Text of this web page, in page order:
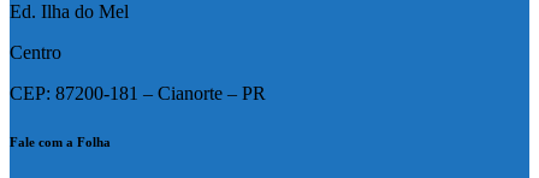
Ed. Ilha do Mel
Centro
CEP: 87200-181 – Cianorte – PR
Fale com a Folha